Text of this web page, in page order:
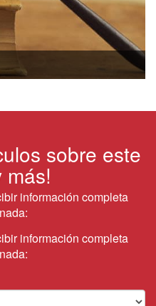
sobre este
más!
información completa
información completa